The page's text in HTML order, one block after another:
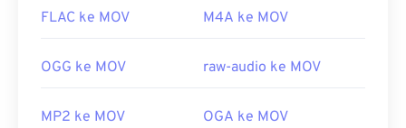
FLAC ke MOV M4A ke MOV
OGG ke MOV raw-audio ke MOV
MP2 ke MOV OGA ke MOV